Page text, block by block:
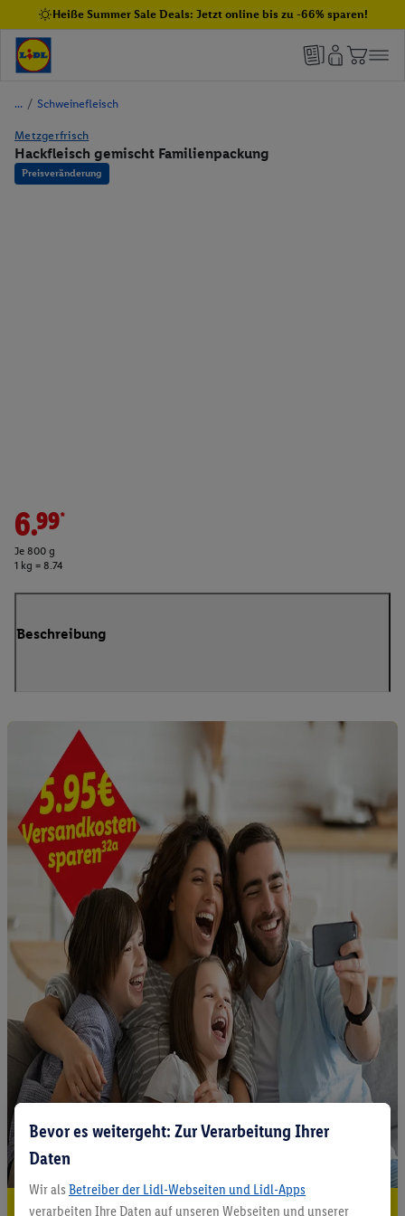
Heiße Summer Sale Deals: Jetzt online bis zu -66% sparen!
/ Schweinefleisch
Metzgerfrisch
Hackfleisch gemischt Familienpackung
Preisveränderung
6.99*
Je 800 g
1 kg = 8.74
Beschreibung
Bevor es weitergeht: Zur Verarbeitung Ihrer
Daten
Wir als Betreiber der Lidl-Webseiten und Lidl-Apps
verarbeiten Ihre Daten auf unseren Webseiten und unserer